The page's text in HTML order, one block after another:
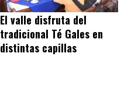
El valle disfruta del
tradicional Té Gales en
distintas capillas